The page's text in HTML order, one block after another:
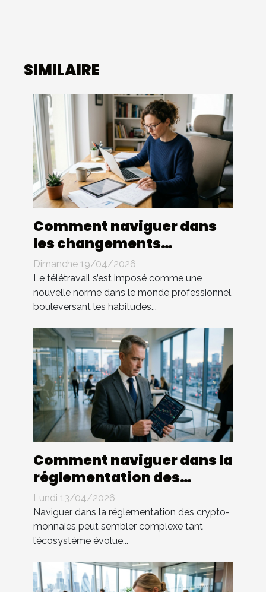
SIMILAIRE
Comment naviguer dans
les changements
législatifs du télétravail ?
Dimanche 19/04/2026
Le télétravail s’est imposé comme une
nouvelle norme dans le monde professionnel,
bouleversant les habitudes...
Comment naviguer dans la
réglementation des
crypto-monnaies ?
Lundi 13/04/2026
Naviguer dans la réglementation des crypto-
monnaies peut sembler complexe tant
l’écosystème évolue...